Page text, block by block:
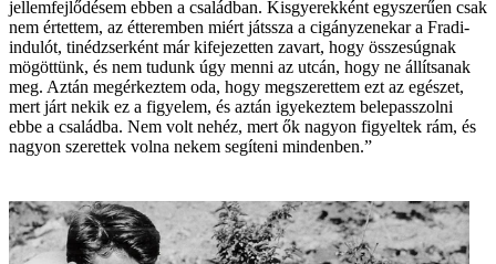
jellemfejlődésem ebben a családban. Kisgyerekként egyszerűen csak
nem értettem, az étteremben miért játssza a cigányzenekar a Fradi-
indulót, tinédzserként már kifejezetten zavart, hogy összesúgnak
mögöttünk, és nem tudunk úgy menni az utcán, hogy ne állítsanak
meg. Aztán megérkeztem oda, hogy megszerettem ezt az egészet,
mert járt nekik ez a figyelem, és aztán igyekeztem belepasszolni
ebbe a családba. Nem volt nehéz, mert ők nagyon figyeltek rám, és
nagyon szerettek volna nekem segíteni mindenben.”